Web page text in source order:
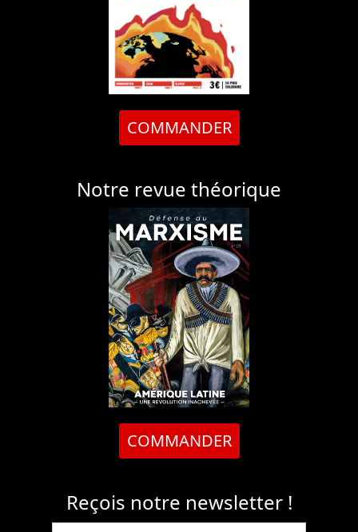
COMMANDER
Notre revue théorique
COMMANDER
Reçois notre newsletter !